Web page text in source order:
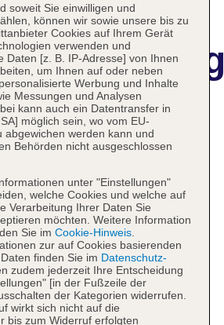
Unterkunft
soweit Sie einwilligen und
können wir sowie unsere bis zu
Cookies auf Ihrem Gerät
verwenden und
Daten [z. B. IP-Adresse] von Ihnen
um Ihnen auf oder neben
Werbung und Inhalte
Messungen und Analysen
kann auch ein Datentransfer in
möglich sein, wo vom EU-
abgewichen werden kann und
Behörden nicht ausgeschlossen
unter "Einstellungen"
welche Cookies und welche auf
Verarbeitung Ihrer Daten Sie
möchten. Weitere Information
Sie im Cookie-Hinweis.
zur auf Cookies basierenden
finden Sie im Datenschutz-
zudem jederzeit Ihre Entscheidung
[in der Fußzeile der
der Kategorien widerrufen.
wirkt sich nicht auf die
bis zum Widerruf erfolgten